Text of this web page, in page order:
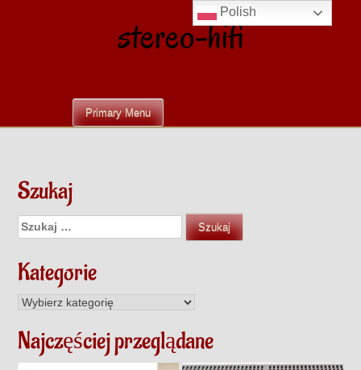
stereo-hifi
Primary Menu
Szukaj
Szukaj:
Kategorie
Kategorie
Najczęściej przeglądane
Polish